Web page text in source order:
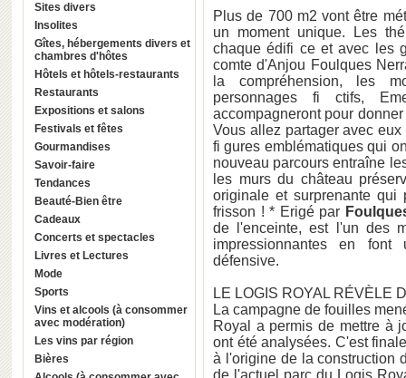
Sites divers
Insolites
Gîtes, hébergements divers et
chambres d'hôtes
Hôtels et hôtels-restaurants
Restaurants
Expositions et salons
Festivals et fêtes
Gourmandises
Savoir-faire
Tendances
Beauté-Bien être
Cadeaux
Concerts et spectacles
Livres et Lectures
Mode
Sports
Vins et alcools (à consommer
avec modération)
Les vins par région
Bières
Plus de 700 m2 vont être
un moment unique. Les
chaque édifi ce et avec les
comte d'Anjou Foulques
la compréhension, les
personnages fi ctifs,
accompagneront pour
Vous allez partager avec
fi gures emblématiques qui
nouveau parcours entraîne
les murs du château
originale et surprenante qui
frisson ! * Erigé par
de l'enceinte, est l'un des
impressionnantes en font
défensive.
LE LOGIS ROYAL RÉVÈLE
La campagne de fouilles
Royal a permis de mettre à
ont été analysées. C'est
à l'origine de la construction
de l'actuel parc du Logis